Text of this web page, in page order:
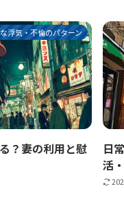
浮気・不倫のパターン
？妻の利用と慰
日
活